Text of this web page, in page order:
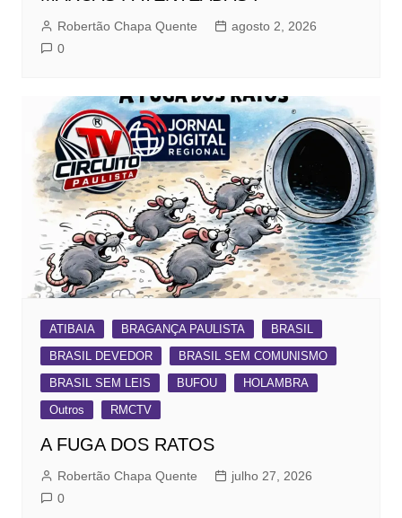
Robertão Chapa Quente
agosto 2, 2026
0
ATIBAIA BRAGANÇA PAULISTA
BRASIL
BRASIL DEVEDOR
BRASIL SEM COMUNISMO
BRASIL SEM LEIS
BUFOU
HOLAMBRA
Outros
RMCTV
A FUGA DOS RATOS
Robertão Chapa Quente
julho 27, 2026
0